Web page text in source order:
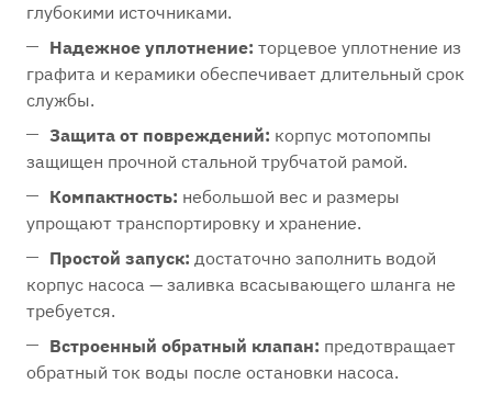
глубокими источниками.
Надежное уплотнение: торцевое уплотнение из
графита и керамики обеспечивает длительный срок
службы.
Защита от повреждений: корпус мотопомпы
защищен прочной стальной трубчатой рамой.
Компактность: небольшой вес и размеры
упрощают транспортировку и хранение.
Простой запуск: достаточно заполнить водой
корпус насоса — заливка всасывающего шланга не
требуется.
Встроенный обратный клапан: предотвращает
обратный ток воды после остановки насоса.